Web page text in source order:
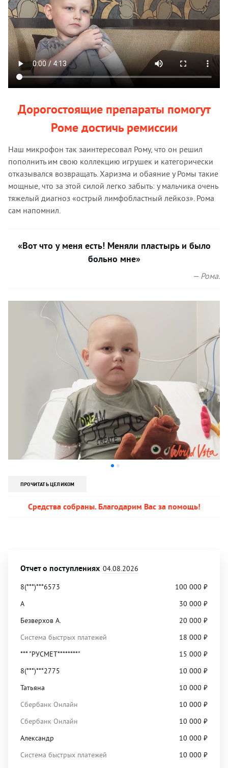
Дорогостоящие препараты помогут
Роме достичь ремиссии
Наш микрофон так заинтересовал Рому, что он решил
пополнить им свою коллекцию игрушек и категорически
отказывался возвращать. Харизма и обаяние у Ромы такие
мощные, что за этой силой легко забыть: у мальчика очень
тяжелый диагноз «острый лимфобластный лейкоз». Рома
сам напомнил.
«Вот что у меня есть! Меняли пластырь и было
больно мне»
— Рома.
ПРОЧИТАТЬ ЦЕЛИКОМ
Средства собраны. Благодарим Вас за помощь!
Отчет о поступлениях 04.08.2026
8(***)***6573
100 000 ₽
А
30 000 ₽
Безверхов А.
20 000 ₽
Система быстрых платежей
18 000 ₽
*** "РУСМЕТ********"
15 000 ₽
8(***)***2775
10 000 ₽
Татьяна
10 000 ₽
Сбербанк Онлайн
10 000 ₽
Сбербанк Онлайн
10 000 ₽
Александр
10 000 ₽
Система быстрых платежей
10 000 ₽